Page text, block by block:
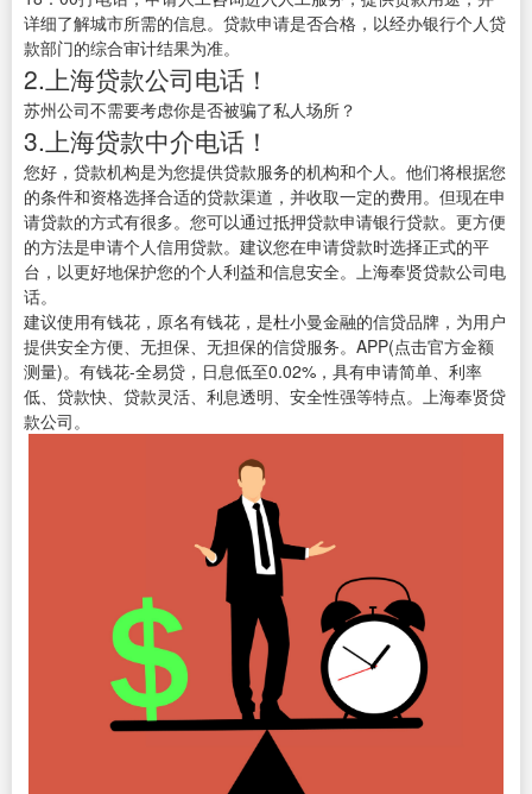
详细了解城市所需的信息。贷款申请是否合格，以经办银行个人贷
款部门的综合审计结果为准。
2.上海贷款公司电话！
苏州公司不需要考虑你是否被骗了私人场所？
3.上海贷款中介电话！
您好，贷款机构是为您提供贷款服务的机构和个人。他们将根据您
的条件和资格选择合适的贷款渠道，并收取一定的费用。但现在申
请贷款的方式有很多。您可以通过抵押贷款申请银行贷款。更方便
的方法是申请个人信用贷款。建议您在申请贷款时选择正式的平
台，以更好地保护您的个人利益和信息安全。上海奉贤贷款公司电
话。
建议使用有钱花，原名有钱花，是杜小曼金融的信贷品牌，为用户
提供安全方便、无担保、无担保的信贷服务。APP(点击官方金额
测量)。有钱花-全易贷，日息低至0.02%，具有申请简单、利率
低、贷款快、贷款灵活、利息透明、安全性强等特点。上海奉贤贷
款公司。